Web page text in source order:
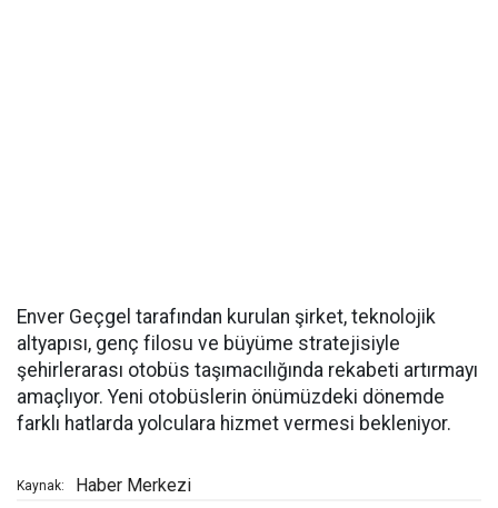
Enver Geçgel tarafından kurulan şirket, teknolojik
altyapısı, genç filosu ve büyüme stratejisiyle
şehirlerarası otobüs taşımacılığında rekabeti artırmayı
amaçlıyor. Yeni otobüslerin önümüzdeki dönemde
farklı hatlarda yolculara hizmet vermesi bekleniyor.
Kaynak: Haber Merkezi